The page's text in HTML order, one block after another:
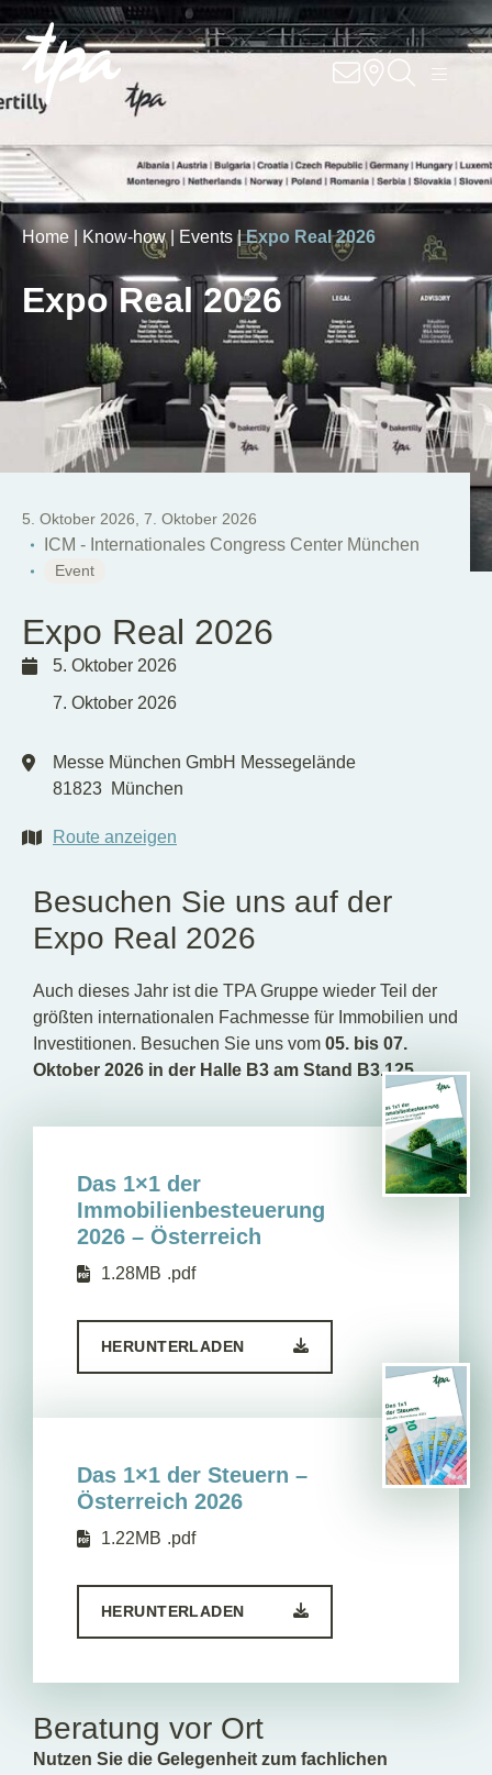
Knowhow
Branchen
Über Uns
Karriere
Kontakt
Standorte
Home | Know-how | Events |Expo Real 2026
Expo Real 2026
5. Oktober 2026 7. Oktober 2026
ICM - Internationales Congress Center München
Event
Expo Real 2026
5. Oktober 2026
7. Oktober 2026
Messe München GmbH Messegelände
81823 München
Route anzeigen
Besuchen Sie uns auf der
Expo Real 2026
Auch dieses Jahr ist die TPA Gruppe wieder Teil der
größten internationalen Fachmesse für Immobilien und
Investitionen. Besuchen Sie uns vom 05. bis 07.
Oktober 2026 in der Halle B3 am Stand B3.125.
Das 1×1 der
Immobilienbesteuerung
2026 – Österreich
1.28MB .pdf
HERUNTERLADEN
Das 1×1 der Steuern –
Österreich 2026
1.22MB .pdf
HERUNTERLADEN
Beratung vor Ort
Nutzen Sie die Gelegenheit zum fachlichen